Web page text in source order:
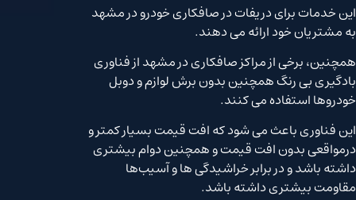
این خدمات برای دریفات در صافکاری خودرو در مشهد
به مشتریان خود ارائه می دهند.
همچنین، برخی از مراکز صافکاری در مشهد از فناوری
بادگیری بی رنگ همچنین بدون برش لوازم و دوبل
خودروها استفاده می کنند.
این فناوری باعث می شود که افت قیمت بسیار کمتر و
درمواقعی بدون افت قیمت و همچنین دوام بیشتری
داشته باشد و در برابر خراشیدگی ها و آسیب‌ها
مقاومت بیشتری داشته باشد.